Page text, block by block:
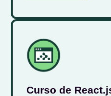
Curso de